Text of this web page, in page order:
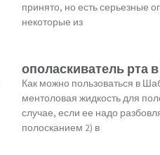
принято, но есть серьезные
некоторые из
ополаскиватель рта
Как можно пользоваться в
ментоловая жидкость для
случае, если ее надо
полосканием 2) в